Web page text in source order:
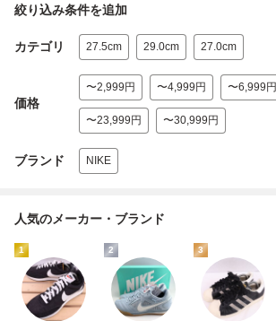
絞り込み条件を追加
カテゴリ 27.5cm 29.0cm 27.0cm
価格
〜2,999円 〜4,999円 〜6,999円
〜23,999円 〜30,999円
ブランド NIKE
人気のメーカー・ブランド
1 2 3